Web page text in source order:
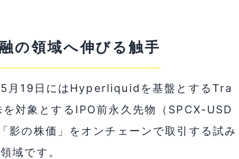
の領域へ伸びる触手
月19日にはHyperliquidを基盤とするTra
対象とするIPO前永久先物（SPCX-USD
影の株価」をオンチェーンで取引する試み
域です。